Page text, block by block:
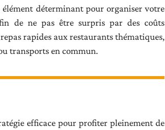
déterminant pour organiser votre
de ne pas être surpris par des coûts
rapides aux restaurants thématiques,
transports en commun.
efficace pour profiter pleinement de